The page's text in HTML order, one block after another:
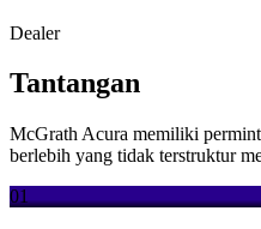
Dealer
Tantangan
McGrath Acura memiliki
berlebih yang tidak terstruktur
01